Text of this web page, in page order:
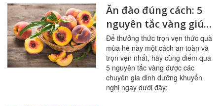
Ăn đào đúng cách: 5
nguyên tắc vàng giúp
sạch mạch máu,
tránh ngộ độc
Để thưởng thức trọn vẹn thức quà
mùa hè này một cách an toàn và
trọn vẹn nhất, hãy cùng điểm qua
5 nguyên tắc vàng được các
chuyên gia dinh dưỡng khuyến
nghị ngay dưới đây: